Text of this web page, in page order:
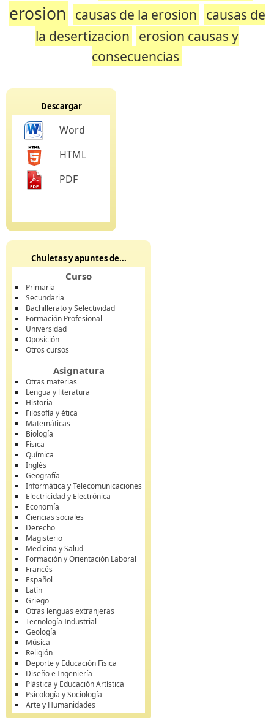
erosion causas de la erosion causas de
la desertizacion erosion causas y
consecuencias
Descargar
Word
HTML
PDF
Chuletas y apuntes de...
Curso
Primaria
Secundaria
Bachillerato y Selectividad
Formación Profesional
Universidad
Oposición
Otros cursos
Asignatura
Otras materias
Lengua y literatura
Historia
Filosofía y ética
Matemáticas
Biología
Física
Química
Inglés
Geografía
Informática y Telecomunicaciones
Electricidad y Electrónica
Economía
Ciencias sociales
Derecho
Magisterio
Medicina y Salud
Formación y Orientación Laboral
Francés
Español
Latín
Griego
Otras lenguas extranjeras
Tecnología Industrial
Geología
Música
Religión
Deporte y Educación Física
Diseño e Ingeniería
Plástica y Educación Artística
Psicología y Sociología
Arte y Humanidades